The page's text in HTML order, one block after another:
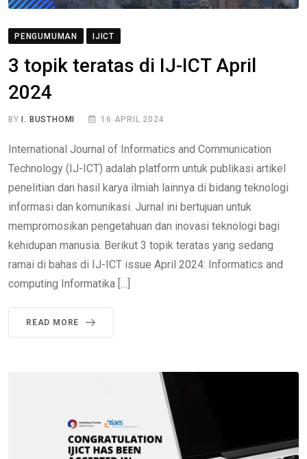
PENGUMUMAN IJICT
3 topik teratas di IJ-ICT April
2024
BY I. BUSTHOMI 16 APRIL 2024
International Journal of Informatics and Communication
Technology (IJ-ICT) adalah platform untuk publikasi artikel
penelitian dan hasil karya ilmiah lainnya di bidang teknologi
informasi dan komunikasi. Jurnal ini bertujuan untuk
mempromosikan pengetahuan dan inovasi teknologi bagi
kehidupan manusia. Berikut 3 topik teratas yang sedang
ramai di bahas di IJ-ICT issue April 2024: Informatics and
computing Informatika […]
READ MORE